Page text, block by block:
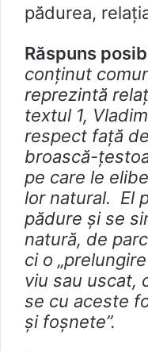
pădurea,
Răspuns
conținut
reprezintă
textul 1,
respect față
broască-
pe care le
lor natural. El
pădure și se
natură, de
ci o
viu sau uscat,
se cu aceste
și foşnete”.